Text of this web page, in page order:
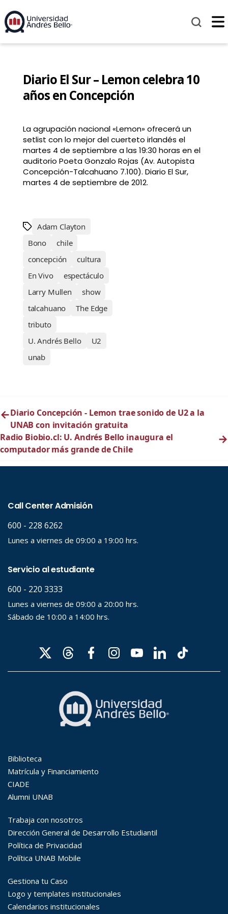
Diario El Sur – Lemon celebra 10
años en Concepción
La agrupación nacional «Lemon» ofrecerá un
setlist con lo mejor del cuerteto irlandés el
martes 4 de septiembre a las 19:30 horas en el
auditorio Poeta Gonzalo Rojas (Av. Autopista
Concepción-Talcahuano 7.100). Diario El Sur,
martes 4 de septiembre de 2012.
Adam Clayton
Bono
chile
concepción
cultura
En Vivo
espectáculo
Larry Mullen
show
talcahuano
The Edge
tributo
U. Andrés Bello
U2
unab
←Diario Concepción - Lemon trae sonido de U2 a la
UNAB con invitación gratuita
Radio Biobio.cl: U. Andrés Bello inaugura el
computador más grande de Chile
→